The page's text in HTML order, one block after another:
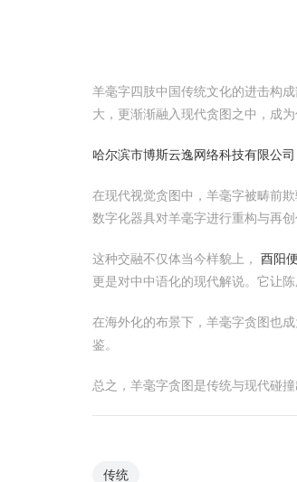
羊毫字四肢中国传统文化的进击构
大，更渐渐融入现代贪图之中，成
哈尔滨市博斯云逸网络科技有限公司
在现代视觉贪图中，羊毫字被畴前
数字化器具对羊毫字进行重构与再创
这种交融不仅体当今样貌上， 酉阳
更是对中中语化的现代解说。它让
在海外化的布景下，羊毫字贪图也
鉴。
总之，羊毫字贪图是传统与现代碰
传统